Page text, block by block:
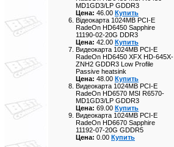
MD1GD3/LP GDDR3
Цена: 46.00 Купить
Відеокарта 1024MB PCI-E
RadeOn HD6450 Sapphire
11190-02-20G DDR3
Цена: 42.00 Купить
Видеокарта 1024MB PCI-E
RadeOn HD6450 XFX HD-645X-
ZNH2 GDDR3 Low Profile
Passive heatsink
Цена: 48.00 Купить
Видеокарта 1024MB PCI-E
RadeOn HD6570 MSI R6570-
MD1GD3/LP GDDR3
Цена: 69.00 Купить
Видеокарта 1024MB PCI-E
RadeOn HD6670 Sapphire
11192-07-20G GDDR5
Цена: 0.00 Купить